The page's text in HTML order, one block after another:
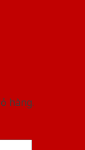
hàng.